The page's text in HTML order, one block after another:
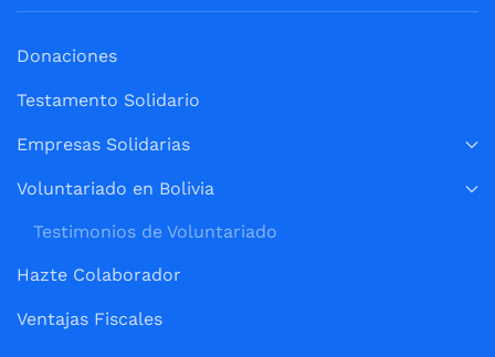
Donaciones
Testamento Solidario
Empresas Solidarias
Voluntariado en Bolivia
Testimonios de Voluntariado
Hazte Colaborador
Ventajas Fiscales